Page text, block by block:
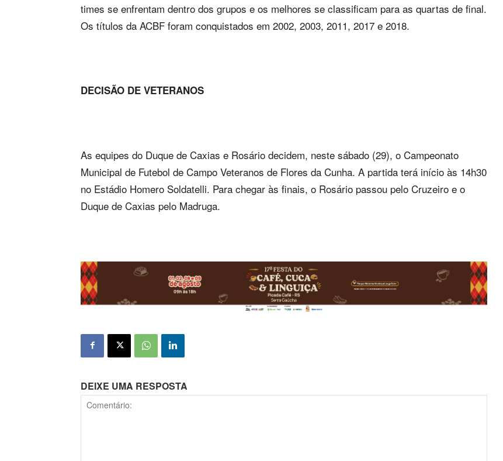
times se enfrentam dentro dos grupos e os melhores se classificam para as quartas de final.
Os títulos da ACBF foram conquistados em 2002, 2003, 2011, 2017 e 2018.
DECISÃO DE VETERANOS
As equipes do Duque de Caxias e Rosário decidem, neste sábado (29), o Campeonato
Municipal de Futebol de Campo Veteranos de Flores da Cunha. A partida terá início às 14h30
no Estádio Homero Soldatelli. Para chegar às finais, o Rosário passou pelo Cruzeiro e o
Duque de Caxias pelo Madruga.
DEIXE UMA RESPOSTA